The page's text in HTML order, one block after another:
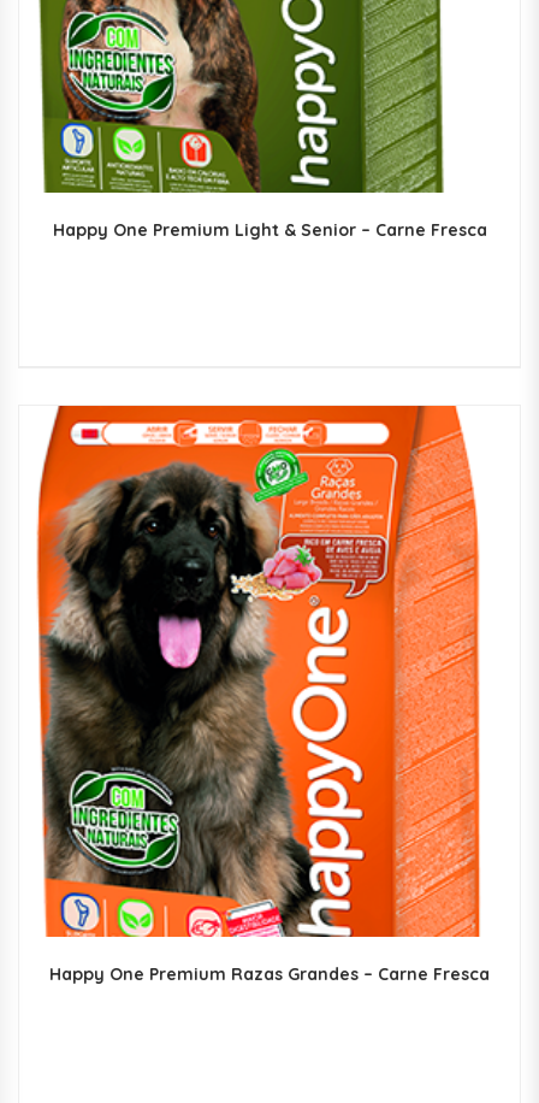
Happy One Premium Light & Senior – Carne Fresca
Happy One Premium Razas Grandes – Carne Fresca